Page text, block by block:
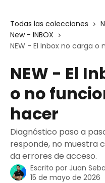
Todas las colecciones
New - INBOX
NEW - El Inbox no carga
NEW - El
o no
hacer
Diagnóstico paso a
responde, no muestra
da errores de acceso.
Escrito por Juan
15 de mayo de 2026